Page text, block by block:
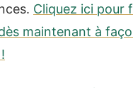
Cliquez ici pour
maintenant à